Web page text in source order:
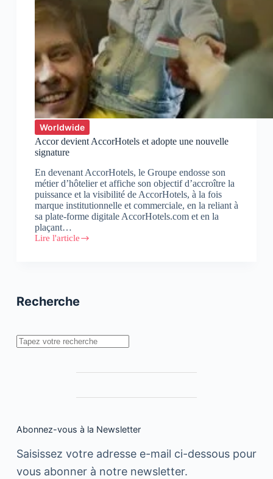
Worldwide
Accor devient AccorHotels et adopte une nouvelle
signature
En devenant AccorHotels, le Groupe endosse son
métier d’hôtelier et affiche son objectif d’accroître la
puissance et la visibilité de AccorHotels, à la fois
marque institutionnelle et commerciale, en la reliant à
sa plate-forme digitale AccorHotels.com et en la
plaçant…
Lire l'article
Accor
nouvelle
Recherche
Rechercher
Abonnez-vous à la Newsletter
Saisissez votre adresse e-mail ci-dessous pour
vous abonner à notre newsletter.